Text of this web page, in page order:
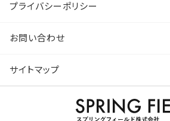
プライバシーポリシー
お問い合わせ
サイトマップ